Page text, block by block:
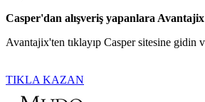
Casper'dan alışveriş yapanlara
Avantajix'ten tıklayıp Casper sitesine gidin
TIKLA KAZAN